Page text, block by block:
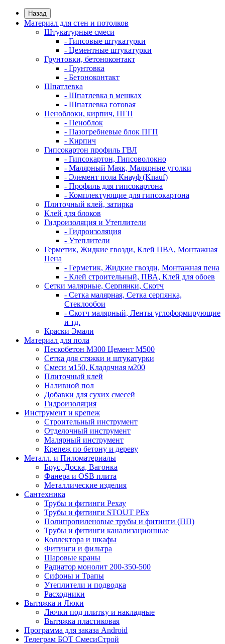
Назад
Материал для стен и потолков
Штукатурные смеси
- Гипсовые штукатурки
- Цементные штукатурки
Грунтовки, бетоноконтакт
- Грунтовка
- Бетоноконтакт
Шпатлевка
- Шпатлевка в мешках
- Шпатлевка готовая
Пеноблоки, кирпич, ПГП
- Пеноблок
- Пазогребневые блок ПГП
- Кирпич
Гипсокартон профиль ГВЛ
- Гипсокартон, Гипсоволокно
- Малярный Маяк, Малярные уголки
- Элемент пола Кнауф (Knauf)
- Профиль для гипсокартона
- Комплектующие для гипсокартона
Плиточный клей, затирка
Клей для блоков
Гидроизоляция и Утеплители
- Гидроизоляция
- Утеплители
Герметик, Жидкие гвозди, Клей ПВА, Монтажная
Пена
- Герметик, Жидкие гвозди, Монтажная пена
- Клей строительный, ПВА, Клей для обоев
Сетки малярные, Серпянки, Скотч
- Сетка малярная, Сетка серпянка,
Стеклообои
- Скотч малярный, Ленты углоформирующие
и тд.
Краски Эмали
Материал для пола
Пескобетон М300 Цемент М500
Сетка для стяжки и штукатурки
Смеси м150, Кладочная м200
Плиточный клей
Наливной пол
Добавки для сухих смесей
Гидроизоляция
Инструмент и крепеж
Строительный инструмент
Отделочный инструмент
Малярный инструмент
Крепеж по бетону и дереву
Металл. и Пиломатериалы
Брус, Доска, Вагонка
Фанера и OSB плита
Металлические изделия
Сантехника
Трубы и фитинги Рехау
Трубы и фитинги STOUT PEx
Полипропиленовые трубы и фитинги (ПП)
Трубы и фитинги канализационные
Коллектора и шкафы
Фитинги и фильтра
Шаровые краны
Радиатор монолит 200-350-500
Сифоны и Трапы
Утеплители и подводка
Расходники
Вытяжка и Люки
Лючки под плитку и накладные
Вытяжка пластиковая
Программа для заказа Android
Телеграм БОТ СмесиСтрой